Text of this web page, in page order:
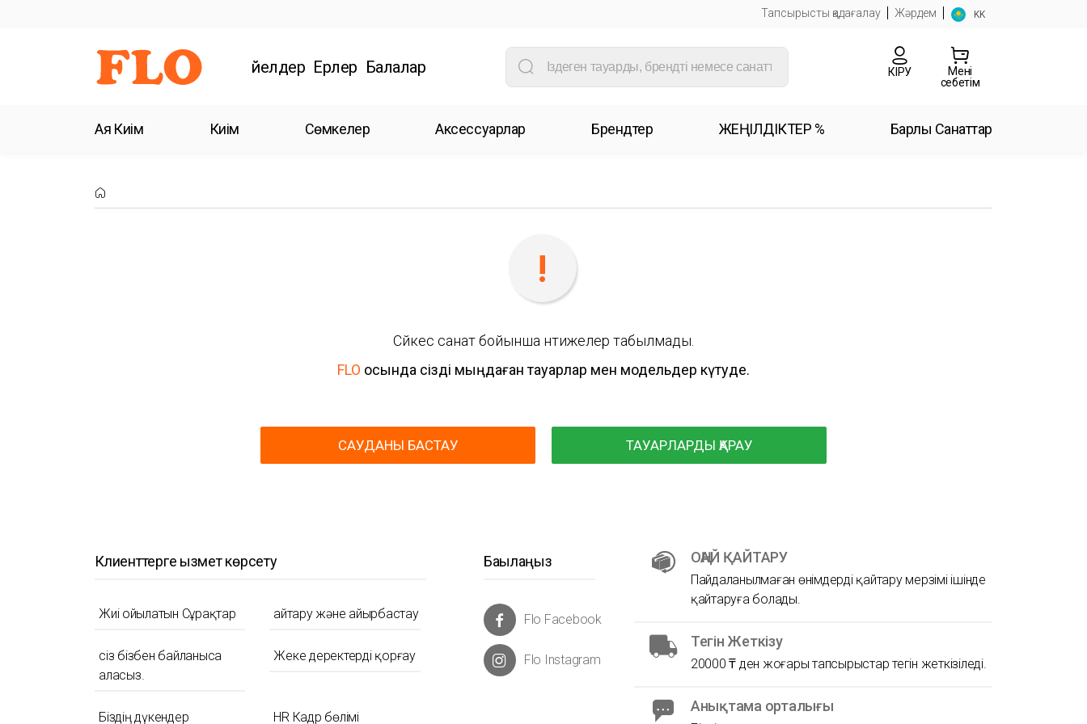
Тапсырысты қадағалау Жәрдем KK
Әйелдер Ерлер Балалар КІРУ
Менің
себетім
Аяқ Киім Киім Сөмкелер Аксессуарлар Брендтер ЖЕҢІЛДІКТЕР % Барлық Санаттар
Сәйкес санат бойынша нәтижелер табылмады.
FLO осында сізді мыңдаған тауарлар мен модельдер күтуде.
САУДАНЫ БАСТАУ ТАУАРЛАРДЫ ҚАРАУ
Клиенттерге қызмет көрсету
Жиі Қойылатын Сұрақтар Қайтару және айырбастау
сіз бізбен байланыса
аласыз.
Жеке деректерді қорғау
Біздің дүкендер HR Кадр бөлімі
Бақылаңыз
Flo Facebook
Flo Instagram
ОҢАЙ ҚАЙТАРУ
Пайдаланылмаған өнімдерді қайтару мерзімі ішінде
қайтаруға болады.
Тегін Жеткізу
20000 ₸ ден жоғары тапсырыстар тегін жеткізіледі.
Анықтама орталығы